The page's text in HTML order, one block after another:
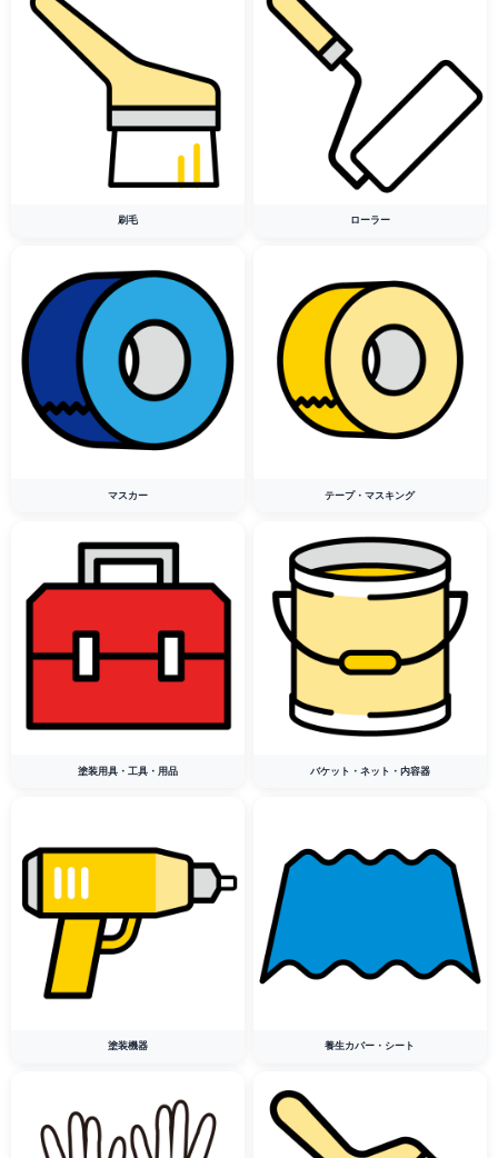
刷毛 ローラー
マスカー テープ・マスキング
塗装用具・工具・用品 バケット・ネット・内容器
塗装機器 養生カバー・シート